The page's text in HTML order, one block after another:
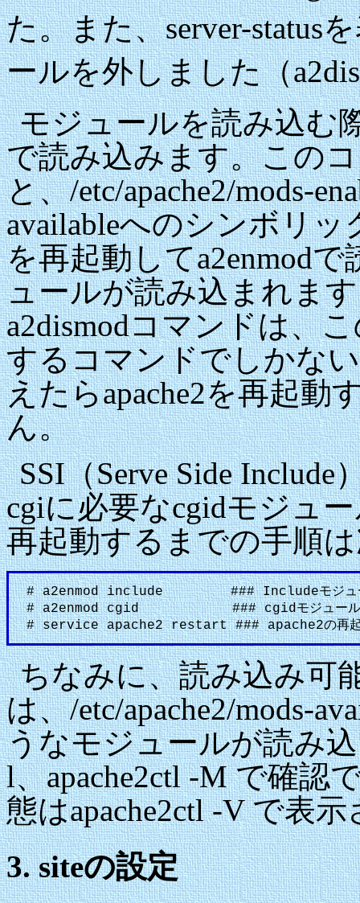
た。また、server-status
ールを外しました（
モジュールを読み込む
で読み込みます。この
と、/etc/apache2/mods-
availableへのシンボリッ
を再起動してa2enmod
ュールが読み込まれま
a2dismodコマンドは、
するコマンドでしかな
えたらapache2を再起動
ん。
SSI（Serve Side
cgiに必要なcgidモジュ
再起動するまでの手順
# a2enmod include ### Includeモジュー
# a2enmod cgid ### cgidモジュールの
# service apache2 restart ### apache2の再
ちなみに、読み込み可
は、/etc/apache2/mods-
うなモジュールが読み
l、apache2ctl -M で確認
態はapache2ctl -V で表
3. siteの設定